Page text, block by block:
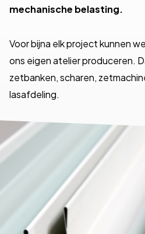
mechanische belasting.
Voor bijna elk project kunnen
ons eigen atelier produceren.
zetbanken, scharen,
lasafdeling.